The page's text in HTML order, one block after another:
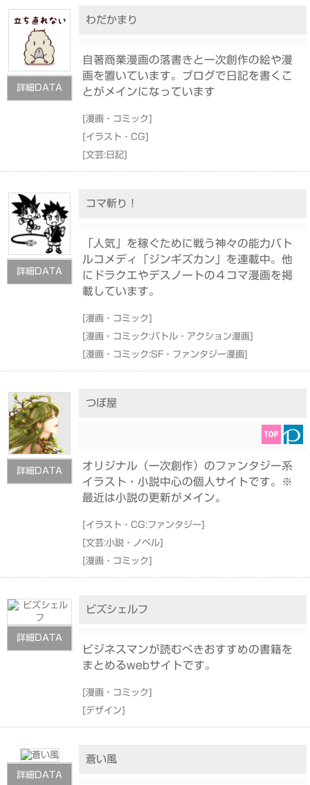
詳細DATA
わだかまり
自著商業漫画の落書きと一次創作の絵や漫
画を置いています。ブログで日記を書くこ
とがメインになっています
[漫画・コミック]
[イラスト・CG]
[文芸:日記]
詳細DATA
コマ斬り！
「人気」を稼ぐために戦う神々の能力バト
ルコメディ「ジンギズカン」を連載中。他
にドラクエやデスノートの４コマ漫画を掲
載しています。
[漫画・コミック]
[漫画・コミック:バトル・アクション漫画]
[漫画・コミック:SF・ファンタジー漫画]
詳細DATA
つぼ屋
オリジナル（一次創作）のファンタジー系
イラスト・小説中心の個人サイトです。※
最近は小説の更新がメイン。
[イラスト・CG:ファンタジー]
[文芸:小説・ノベル]
[漫画・コミック]
詳細DATA
ビズシェルフ
ビジネスマンが読むべきおすすめの書籍を
まとめるwebサイトです。
[漫画・コミック]
[デザイン]
詳細DATA
蒼い風